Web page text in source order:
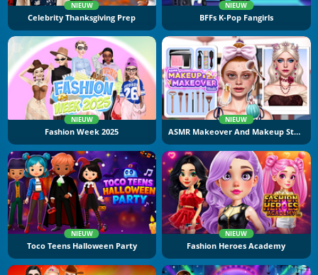
NIEUW
Celebrity Thanksgiving Prep
NIEUW
BFFs K-Pop Fangirls
NIEUW
Fashion Week 2025
NIEUW
ASMR Makeover And Makeup Studio
NIEUW
Toco Teens Halloween Party
NIEUW
Fashion Heroes Academy